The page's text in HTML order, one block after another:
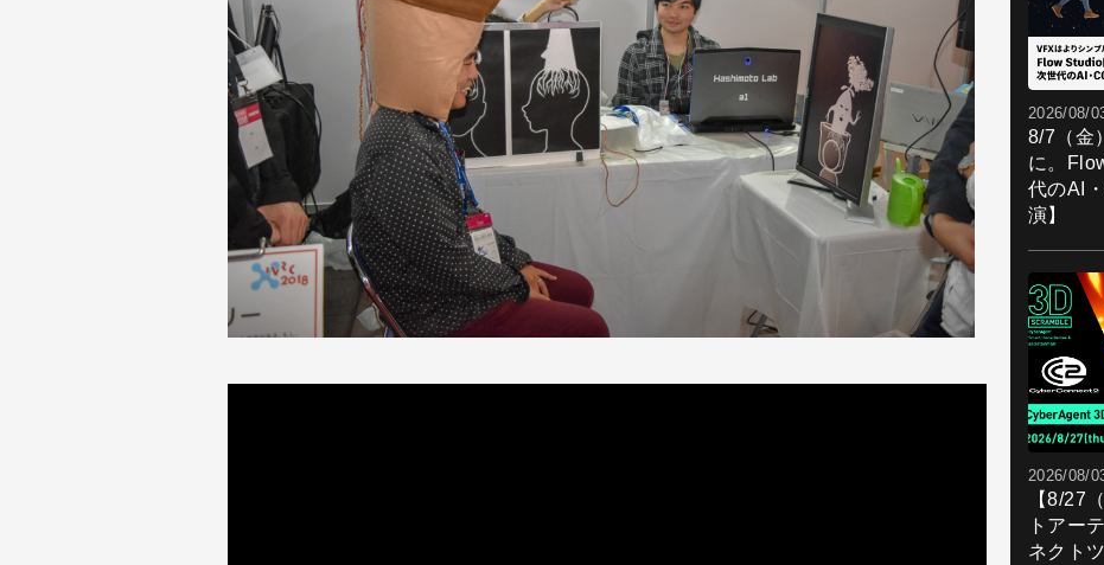
2026/08/
8/7（金
に。
代のAI
演】
2026/08/
【8/27
トアー
ネクト